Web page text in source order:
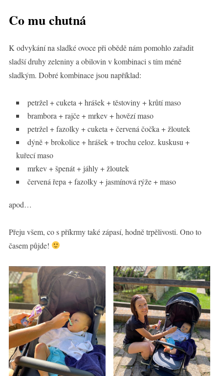
Co mu chutná
K odvykání na sladké ovoce při obědě nám pomohlo zařadit
sladší druhy zeleniny a obilovin v kombinaci s tím méně
sladkým. Dobré kombinace jsou například:
petržel + cuketa + hrášek + těstoviny + krůtí maso
brambora + rajče + mrkev + hovězí maso
petržel + fazolky + cuketa + červená čočka + žloutek
dýně + brokolice + hrášek + trochu celoz. kuskusu +
kuřecí maso
mrkev + špenát + jáhly + žloutek
červená řepa + fazolky + jasmínová rýže + maso
apod…
Přeju všem, co s příkrmy také zápasí, hodně trpělivosti. Ono to
časem půjde!